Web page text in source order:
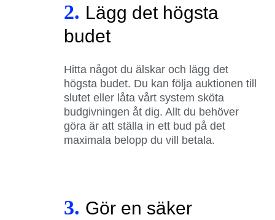
2. Lägg det högsta
budet
Hitta något du älskar och lägg det
högsta budet. Du kan följa auktionen till
slutet eller låta vårt system sköta
budgivningen åt dig. Allt du behöver
göra är att ställa in ett bud på det
maximala belopp du vill betala.
3. Gör en säker